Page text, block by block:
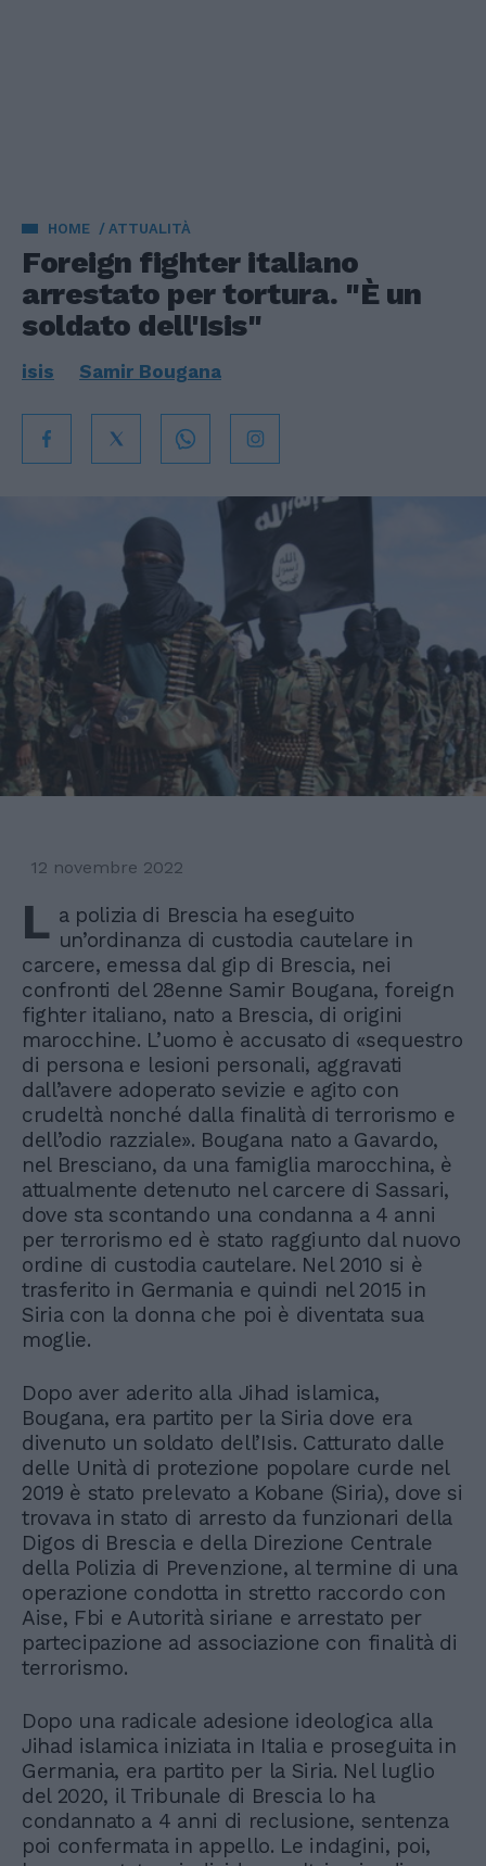
HOME ATTUALITÀ
Foreign fighter italiano
arrestato per tortura. "È un
soldato dell'Isis"
isis Samir Bougana
12 novembre 2022
L a polizia di Brescia ha eseguito
un’ordinanza di custodia cautelare in
carcere, emessa dal gip di Brescia, nei
confronti del 28enne Samir Bougana, foreign
fighter italiano, nato a Brescia, di origini
marocchine. L’uomo è accusato di «sequestro
di persona e lesioni personali, aggravati
dall’avere adoperato sevizie e agito con
crudeltà nonché dalla finalità di terrorismo e
dell’odio razziale». Bougana nato a Gavardo,
nel Bresciano, da una famiglia marocchina, è
attualmente detenuto nel carcere di Sassari,
dove sta scontando una condanna a 4 anni
per terrorismo ed è stato raggiunto dal nuovo
ordine di custodia cautelare. Nel 2010 si è
trasferito in Germania e quindi nel 2015 in
Siria con la donna che poi è diventata sua
moglie.
Dopo aver aderito alla Jihad islamica,
Bougana, era partito per la Siria dove era
divenuto un soldato dell’Isis. Catturato dalle
delle Unità di protezione popolare curde nel
2019 è stato prelevato a Kobane (Siria), dove si
trovava in stato di arresto da funzionari della
Digos di Brescia e della Direzione Centrale
della Polizia di Prevenzione, al termine di una
operazione condotta in stretto raccordo con
Aise, Fbi e Autorità siriane e arrestato per
partecipazione ad associazione con finalità di
terrorismo.
Dopo una radicale adesione ideologica alla
Jihad islamica iniziata in Italia e proseguita in
Germania, era partito per la Siria. Nel luglio
del 2020, il Tribunale di Brescia lo ha
condannato a 4 anni di reclusione, sentenza
poi confermata in appello. Le indagini, poi,